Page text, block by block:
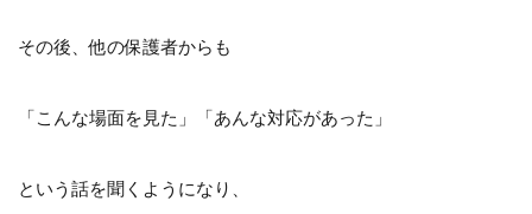
その後、他の保護者からも
「こんな場面を見た」「あんな対応があった」
という話を聞くようになり、